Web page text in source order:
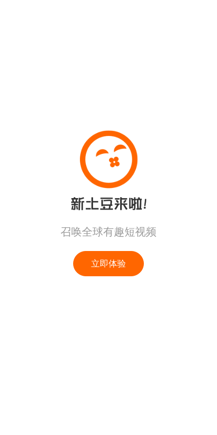
召唤全球有趣短视频
立即体验